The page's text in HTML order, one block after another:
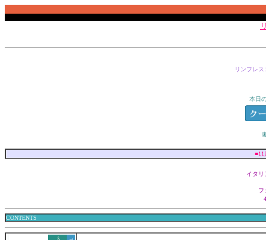
リンフレ
本日
■11
イタリ
フ
CONTENTS